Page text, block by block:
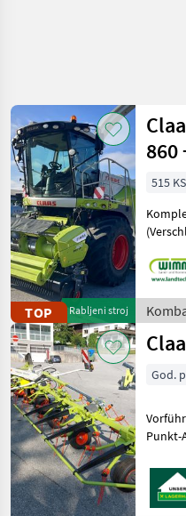
Kategorija 1
TRENUTNA
STAZA
Claas
ODABERITE
KATEGORIJU
Poljoprivredna tehnika
2.820
Izgradnja
165
Ostalo
1
MARKETPLACE
Marketplace
Ponude
trgovaca
Poništi
Prikaži
2.986
rezultata
TOP Rabljeni stroj
860
515
Classic 28,
86
Claas
God.
Vorführgerät -
Punkt-